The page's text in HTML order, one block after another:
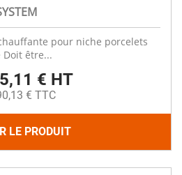
pour niche porcelets
Doit être...
€ HT
€ TTC
LE PRODUIT